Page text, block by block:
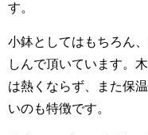
す。
小鉢としてはもちろん
しんで頂いています。
は熱くならず、また保
いのも特徴です。